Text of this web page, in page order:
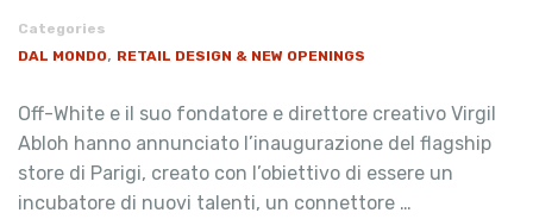
Categories
DAL MONDO, RETAIL DESIGN & NEW OPENINGS
Off-White e il suo fondatore e direttore creativo Virgil
Abloh hanno annunciato l’inaugurazione del flagship
store di Parigi, creato con l’obiettivo di essere un
incubatore di nuovi talenti, un connettore …